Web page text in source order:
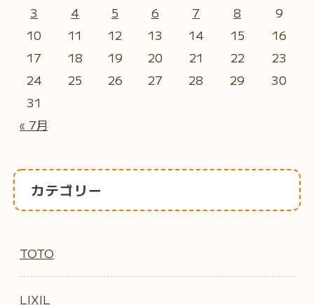
« 7月
3
4 5 6 7 8
9
10
11 12 13 14 15
16
17
18 19 20 21 22
23
24
25 26 27 28 29
30
31
カテゴリー
TOTO
LIXIL